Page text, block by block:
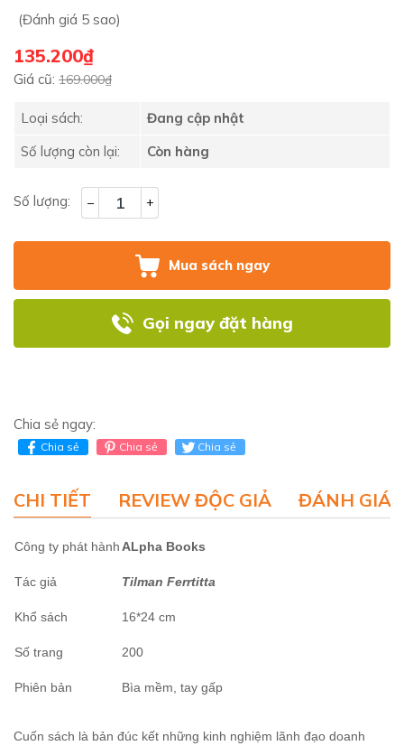
(Đánh giá 5 sao)
135.200₫
Giá cũ: 169.000₫
Loại sách:
Đang cập nhật
Số lượng còn lại:
Còn hàng
Số lượng: – +
Mua sách ngay
Gọi ngay đặt hàng
Chia sẻ ngay:
Chia sẻ Chia sẻ Chia sẻ
CHI TIẾT REVIEW ĐỘC GIẢ ĐÁNH GIÁ
Công ty phát hành ALpha Books
Tác giả Tilman Ferrtitta
Khổ sách 16*24 cm
Số trang 200
Phiên bản Bìa mềm, tay gấp
Cuốn sách là bản đúc kết những kinh nghiệm lãnh đạo doanh